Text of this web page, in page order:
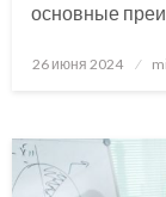
основные
Posted
26 июня 2024